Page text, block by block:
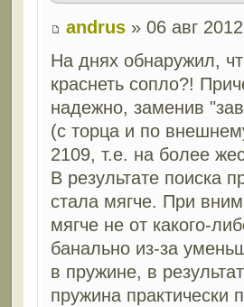
andrus» 06 авг
На днях обнаружил,
краснеть сопло?!
надежно, заменив
(с торца и по
2109, т.е. на более
В результате поиска
стала мягче. При
мягче не от какого-
банально из-за
в пружине, в
пружина практически